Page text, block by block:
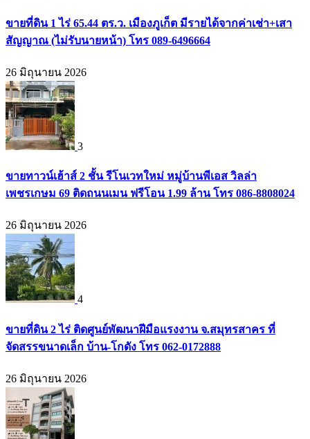
ขายที่ดิน 1 ไร่ 65.44 ตร.ว. เมืองภูเก็ต มีรายได้จากค่าเช่า+เสา
สัญญาณ (ไม่รับนายหน้า) โทร 089-6496664
26 มิถุนายน 2026
3
ขายทาวน์เฮ้าส์ 2 ชั้น รีโนเวทใหม่ หมู่บ้านพีเอส วิลล่า
เพชรเกษม 69 ติดถนนเมน ฟรีโอน 1.99 ล้าน โทร 086-8808024
26 มิถุนายน 2026
4
ขายที่ดิน 2 ไร่ ติดศูนย์พัฒนาฝีมือแรงงาน จ.สมุทรสาคร ที่
จัดสรรขนาดเล็ก บ้าน-โกดัง โทร 062-0172888
26 มิถุนายน 2026